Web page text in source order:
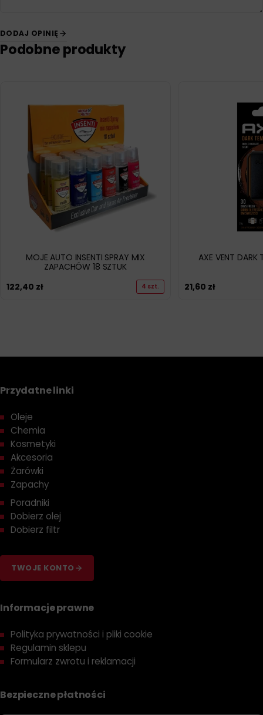
DODAJ OPINIĘ
Podobne produkty
MOJE AUTO INSENTI SPRAY MIX
ZAPACHÓW 18 SZTUK
122,40 zł 4 szt.
AXE VENT
21,60 zł
Przydatne linki
Oleje
Chemia
Kosmetyki
Akcesoria
Żarówki
Zapachy
Poradniki
Dobierz olej
Dobierz filtr
TWOJE KONTO
Informacje prawne
Polityka prywatności i pliki cookie
Regulamin sklepu
Formularz zwrotu i reklamacji
Bezpieczne płatności